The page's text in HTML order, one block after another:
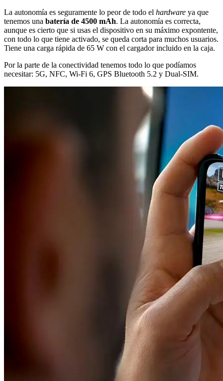
La autonomía es seguramente lo peor de todo el hardware ya que
tenemos una batería de 4500 mAh. La autonomía es correcta,
aunque es cierto que si usas el dispositivo en su máximo expontente,
con todo lo que tiene activado, se queda corta para muchos usuarios.
Tiene una carga rápida de 65 W con el cargador incluido en la caja.
Por la parte de la conectividad tenemos todo lo que podíamos
necesitar: 5G, NFC, Wi-Fi 6, GPS Bluetooth 5.2 y Dual-SIM.